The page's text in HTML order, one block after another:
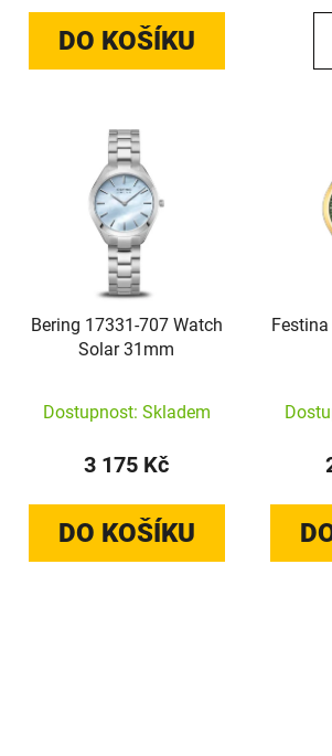
DO KOŠÍKU
Bering 17331-707 Watch
Solar 31mm
Dostupnost: Skladem
3 175 Kč
DO KOŠÍKU